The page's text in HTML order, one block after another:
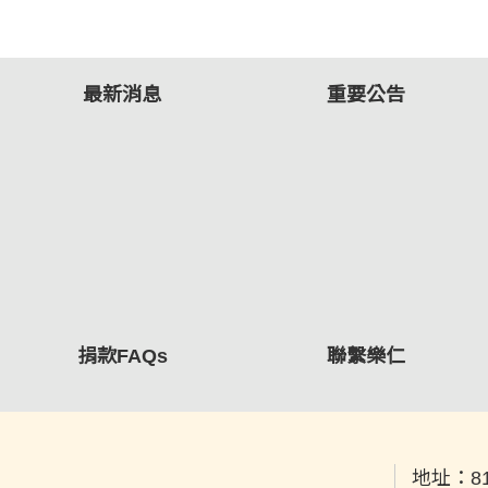
最新消息 重要公告
捐款FAQs 聯繫樂仁
地址：